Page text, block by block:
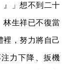
』」想不到二十
林生祥已不復當
裡，努力將自己
力下降、扳機